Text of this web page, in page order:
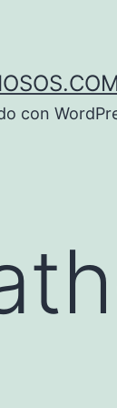
con